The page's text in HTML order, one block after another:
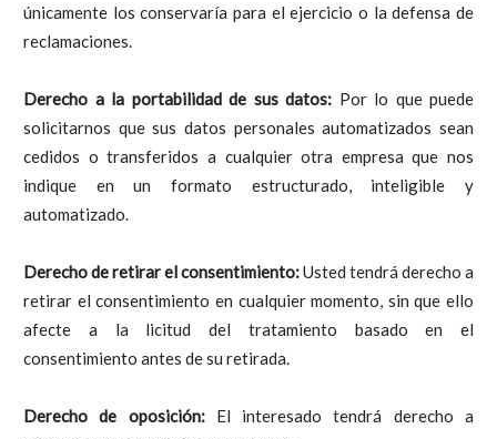
únicamente los conservaría para el ejercicio o la defensa de
reclamaciones.
Derecho a la portabilidad de sus datos: Por lo que puede
solicitarnos que sus datos personales automatizados sean
cedidos o transferidos a cualquier otra empresa que nos
indique en un formato estructurado, inteligible y
automatizado.
Derecho de retirar el consentimiento:Usted tendrá derecho a
retirar el consentimiento en cualquier momento, sin que ello
afecte a la licitud del tratamiento basado en el
consentimiento antes de su retirada.
Derecho de oposición:El interesado tendrá derecho a